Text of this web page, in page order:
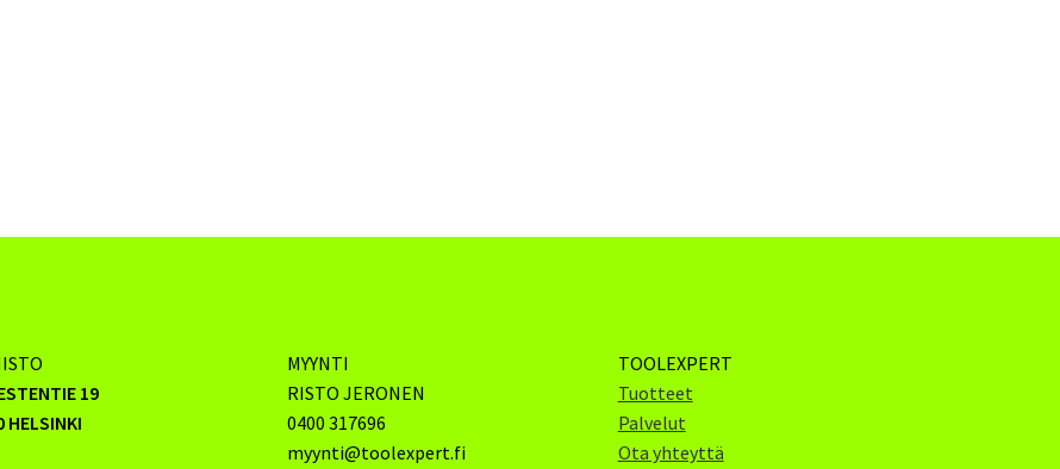
19
HELSINKI
MYYNTI
RISTO JERONEN
0400 317696
myynti@toolexpert.fi
TOOLEXPERT
Tuotteet
Palvelut
Ota yhteyttä